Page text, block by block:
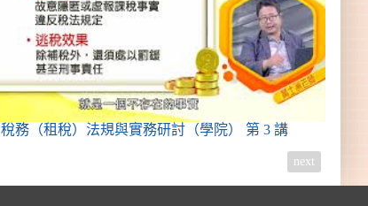
稅務（租稅）法規與實務研討（學院） 第 3 講
next